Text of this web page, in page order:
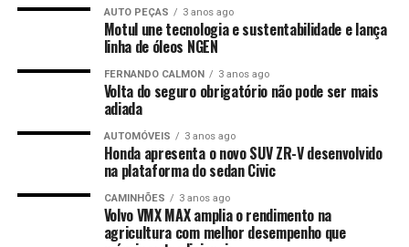
AUTO PEÇAS 3 anos ago
Motul une tecnologia e sustentabilidade e lança
linha de óleos NGEN
FERNANDO CALMON 3 anos ago
Volta do seguro obrigatório não pode ser mais
adiada
AUTOMÓVEIS 3 anos ago
Honda apresenta o novo SUV ZR-V desenvolvido
na plataforma do sedan Civic
CAMINHÕES 3 anos ago
Volvo VMX MAX amplia o rendimento na
agricultura com melhor desempenho que